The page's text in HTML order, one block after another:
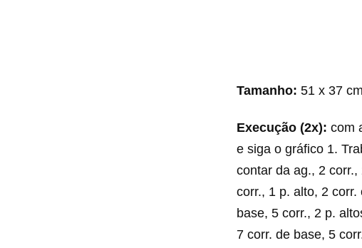
Tamanho: 51 x 37
Execução (2x): com
e siga o gráfico 1.
contar da ag., 2
corr., 1 p. alto, 2
base, 5 corr., 2 p.
7 corr. de base, 5